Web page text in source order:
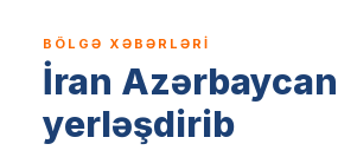
BÖLGƏ XƏBƏRLƏRI
İran
yerləşdirib